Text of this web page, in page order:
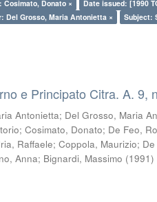
Cosimato, Donato ×
Date issued: [1990
Del Grosso, Maria Antonietta × Subject:
e Principato Citra. A. 9,
Antonietta; Del Grosso, Maria
;Cosimato, Donato; De Feo,
Raffaele;Coppola, Maurizio;
Anna; Bignardi, Massimo (1991)